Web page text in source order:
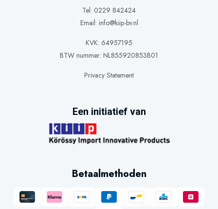
Tel: 0229 842424
Email: info@kiip-bv.nl
KVK: 64957195
BTW nummer: NL855920853B01
Privacy Statement
Een initiatief van
Betaalmethoden